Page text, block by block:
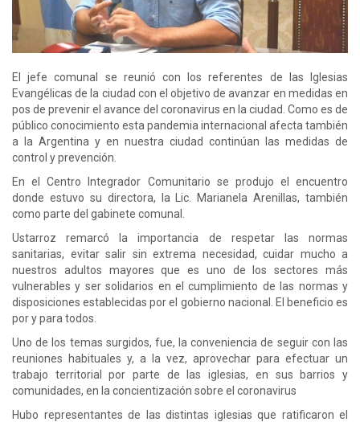
El jefe comunal se reunió con los referentes de las Iglesias
Evangélicas de la ciudad con el objetivo de avanzar en medidas en
pos de prevenir el avance del coronavirus en la ciudad. Como es de
público conocimiento esta pandemia internacional afecta también
a la Argentina y en nuestra ciudad continúan las medidas de
control y prevención.
En el Centro Integrador Comunitario se produjo el encuentro
donde estuvo su directora, la Lic. Marianela Arenillas, también
como parte del gabinete comunal.
Ustarroz remarcó la importancia de respetar las normas
sanitarias, evitar salir sin extrema necesidad, cuidar mucho a
nuestros adultos mayores que es uno de los sectores más
vulnerables y ser solidarios en el cumplimiento de las normas y
disposiciones establecidas por el gobierno nacional. El beneficio es
por y para todos.
Uno de los temas surgidos, fue, la conveniencia de seguir con las
reuniones habituales y, a la vez, aprovechar para efectuar un
trabajo territorial por parte de las iglesias, en sus barrios y
comunidades, en la concientización sobre el coronavirus
Hubo representantes de las distintas iglesias que ratificaron el